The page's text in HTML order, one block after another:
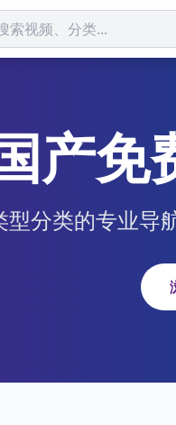
产免
型分类的专业导